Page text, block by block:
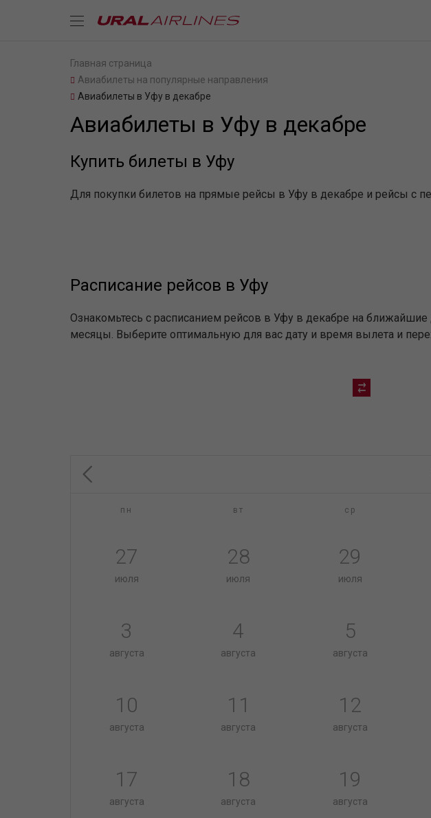
Главная страница
Авиабилеты на популярные направления
Авиабилеты в Уфу в декабре
Авиабилеты в Уфу в декабре
Купить билеты в Уфу
Для покупки билетов на прямые рейсы в Уфу в декабре и рейсы с
Расписание рейсов в Уфу
Ознакомьтесь с расписанием рейсов в Уфу в декабре на
месяцы. Выберите оптимальную для вас дату и время вылета и
пн вт ср
27
июля
28
июля
29
июля
3
августа
4
августа
5
августа
10
августа
11
августа
12
августа
17
августа
18
августа
19
августа